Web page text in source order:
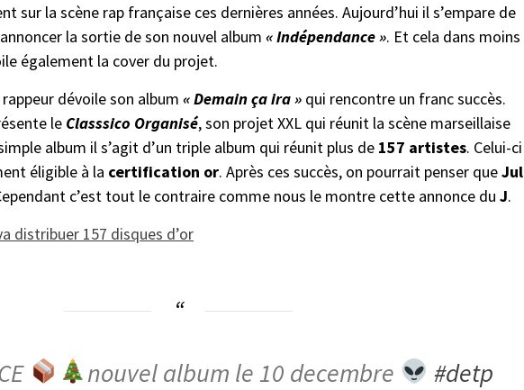
sur la scène rap française ces dernières années. Aujourd’hui il s’empare de
la sortie de son nouvel album « Indépendance ». Et cela dans moins
également la cover du projet.
dévoile son album « Demain ça ira » qui rencontre un franc succès.
le Classsico Organisé, son projet XXL qui réunit la scène marseillaise
album il s’agit d’un triple album qui réunit plus de 157 artistes. Celui-ci
éligible à la certification or. Après ces succès, on pourrait penser queJul
c’est tout le contraire comme nous le montre cette annonce du J.
distribuer 157 disques d’or
nouvel album le 10 decembre
#detp